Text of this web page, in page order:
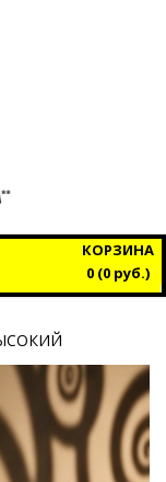
КОРЗИНА
0 (0 руб.)